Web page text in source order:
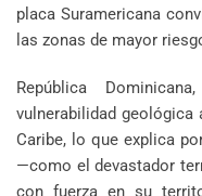
placa Suramericana
las zonas de mayor
República
vulnerabilidad geológica
Caribe, lo que explica
—como el devastador
con fuerza en su